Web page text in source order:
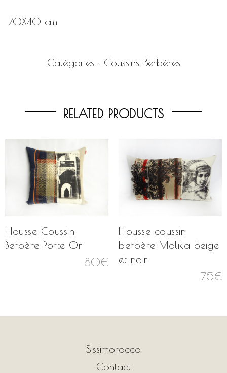
70X40 cm
Catégories : Coussins Berbères
RELATED PRODUCTS
Housse Coussin
Berbère Porte Or
80€
Housse coussin
berbère Malika beige
et noir
75€
Sissimorocco
Contact